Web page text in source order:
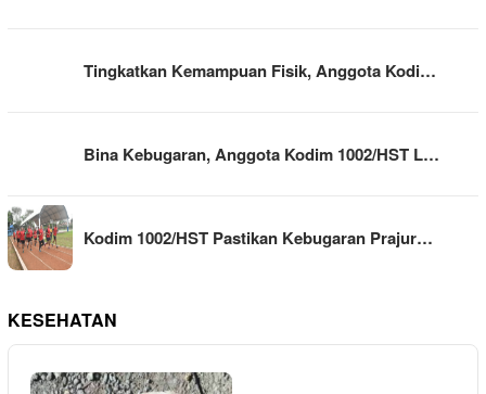
Tingkatkan Kemampuan Fisik, Anggota Kodi…
Bina Kebugaran, Anggota Kodim 1002/HST L…
Kodim 1002/HST Pastikan Kebugaran Prajur…
KESEHATAN